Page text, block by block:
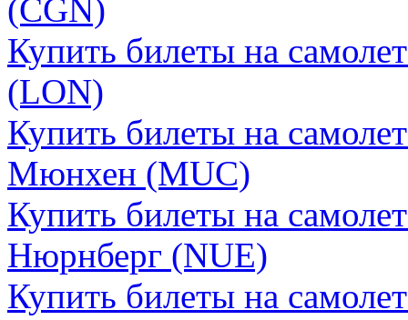
(CGN)
Купить билеты на
(LON)
Купить билеты на
Мюнхен (MUC)
Купить билеты на
Нюрнберг (NUE)
Купить билеты на